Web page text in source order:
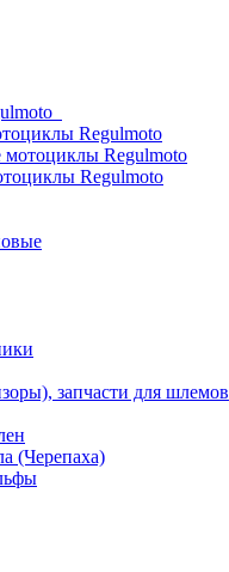
Regulmoto
Regulmoto
Regulmoto
запчасти для шлемов
(Черепаха)